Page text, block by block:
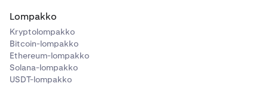
yksittäisessä pörssissä. Käytetään usein
vakaaseen hinnoitteluun ja arvostukseen
johdannaissopimuksissa.
Mark Price
Lompakko
Kryptolompakko
Bitcoin-lompakko
Ethereum-lompakko
Solana-lompakko
USDT-lompakko